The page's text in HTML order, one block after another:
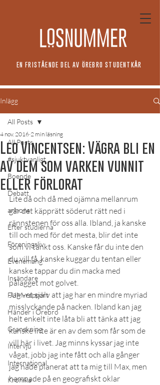
EN FRISTÅENDE DEL AV ÖREBRO STUDENTKÅR
Inlägg
All Posts
#sjuktvanligt
Boende
Debatt
annons
Efter studierna
Föreningsliv
Evenemang
Insändare
FUM-rapport
Händer i Örebro
Granskning
Intervju
International
Krönika
All Posts
Leo Vincentsen: Vägra bli en
av dem som varken vunnit
eller förlorat
4 nov. 2016 2 min läsning
Lite då och då med ojämna mellanrum
går det käpprätt söderut rätt ned i
rännstenen för oss alla. Ibland, ja kanske
till och med för det mesta, blir det inte
som vi tänkt oss. Kanske får du inte den
du vill få, kanske kuggar du tentan eller
kanske tappar du din macka med
pålägget mot golvet.
Jag vet själv att jag har en mindre myriad
misslyckande på nacken. Ibland kan jag
helt enkelt inte låta bli att tänka att jag
kanske inte är en av dem som får som de
vill här i livet. Jag minns kyssar jag inte
vågat, jobb jag inte fått och alla gånger
jag hade planerat att ta mig till Max, men
hamnade på en geografiskt oklar